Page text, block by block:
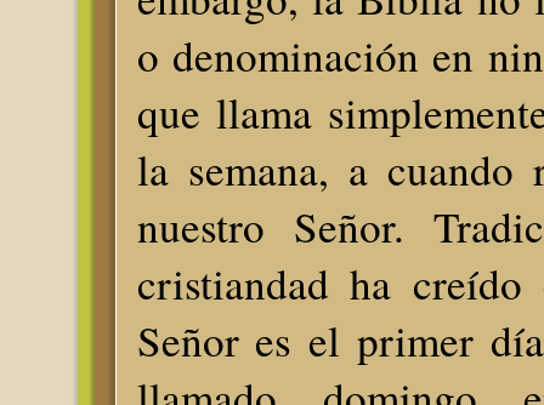
o denominación en
que llama
la semana, a cuando
nuestro Señor.
cristiandad ha
Señor es el primer